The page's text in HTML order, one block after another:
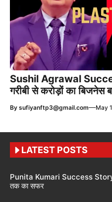
Sushil Agrawal
गरीबी से करोड़ों का
By sufiyanftp3@gmail.com—May
LATEST POSTS
Punita Kumari Success
तक का सफर